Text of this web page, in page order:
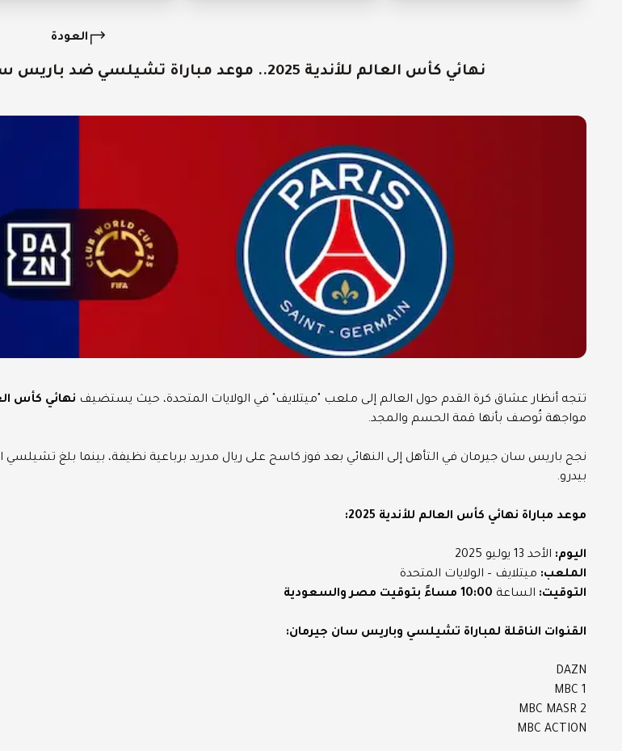
العودة
نهائي كأس العالم للأندية 2025.. موعد مباراة تشيلسي ضد باريس سان جيرمان والقنوات الناقلة وتاريخ المواجهات
تتجه أنظار عشاق كرة القدم حول العالم إلى ملعب "ميتلايف" في الولايات المتحدة، حيث يستضيف نهائي كأس
مواجهة تُوصف بأنها قمة الحسم والمجد.
نجح باريس سان جيرمان في التأهل إلى النهائي بعد فوز كاسح على ريال مدريد برباعية نظيفة، بينما بلغ تشيلسي
بيدرو.
موعد مباراة نهائي كأس العالم للأندية 2025:
اليوم: الأحد 13 يوليو 2025
الملعب: ميتلايف – الولايات المتحدة
التوقيت: الساعة 10:00 مساءً بتوقيت مصر والسعودية
القنوات الناقلة لمباراة تشيلسي وباريس سان جيرمان:
DAZN
MBC 1
MBC MASR 2
MBC ACTION